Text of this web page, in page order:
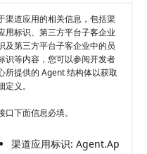
渠道应用的相关信息，包括渠
用标识、第三方平台子客企业
及第三方平台子客企业中的员
识等内容，您可以参阅开发者
所提供的 Agent 结构体以获取
定义。
口下面信息必填。
渠道应用标识: Agent.Ap